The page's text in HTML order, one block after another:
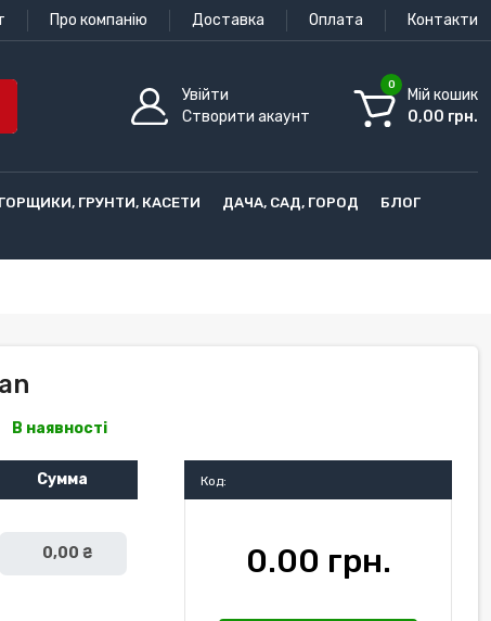
Про компанію Доставка Оплата Контакти
Увійти
Створити акаунт
0
Мій кошик
0,00 грн.
ГОРЩИКИ, ГРУНТИ, КАСЕТИ ДАЧА, САД, ГОРОД БЛОГ
В наявності
Сумма
0,00 ₴
Код:
0.00 грн.